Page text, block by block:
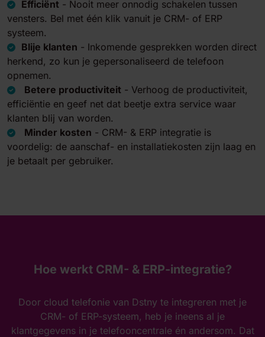
Efficiënt - Nooit meer onnodig schakelen tussen
vensters. Bel met één klik vanuit je CRM- of ERP
systeem.
Blije klanten - Inkomende gesprekken worden direct
herkend, zo kun je gepersonaliseerd de telefoon
opnemen.
Betere productiviteit - Verhoog de productiviteit,
efficiëntie en geef net dat beetje extra service waar
klanten blij van worden.
Minder kosten - CRM- & ERP integratie is
voordelig: de aanschaf- en installatiekosten zijn laag en
je betaalt per gebruiker.
Hoe werkt CRM- & ERP-integratie?
Door cloud telefonie van Dstny te integreren met je
CRM- of ERP-systeem, heb je ineens al je
klantgegevens in je telefooncentrale én andersom. Dat